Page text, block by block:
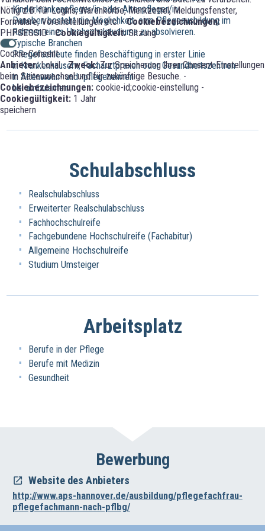
Nötig z.B. für Logins, Warenkörbe, Merkzettel, Meldungsfenster,
Formulare, Voreinstellungen etc. -Cookiebezeichnungen:
PHPSESSID -Cookiegültigkeit:Sitzung
Cookie-Consent
Anbieter:Lokal -Zweck:Zur Speicherung Ihrer Consent-Einstellungen
beim Seitenwechsel und für zukünftige Besuche. -
Cookiebezeichnungen: cookie-id;cookie-einstellung -
Cookiegültigkeit: 1 Jahr
speichern
Kinderkrankenpfleger/in oder Altenpfleger/in.
Daneben besteht die Möglichkeit, eine Pflegeausbildung im
Rahmen eines Hochschulstudiums zu absolvieren.
Typische Branchen
Pflegefachleute finden Beschäftigung in erster Linie
in Krankenhäusern, Facharztpraxen oder Gesundheitszentren
in Altenwohn- und -pflegeheimen
bei ambulanten
Schulabschluss
Realschulabschluss
Erweiterter Realschulabschluss
Fachhochschulreife
Fachgebundene Hochschulreife (Fachabitur)
Allgemeine Hochschulreife
Studium Umsteiger
Arbeitsplatz
Berufe in der Pflege
Berufe mit Medizin
Gesundheit
Bewerbung
Website des Anbieters
http://www.aps-hannover.de/ausbildung/pflegefachfrau-
pflegefachmann-nach-pflbg/